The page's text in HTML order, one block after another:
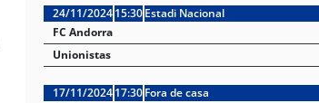
24/11/2024 15:30 Estadi Nacional
FC Andorra
Unionistas
17/11/2024 17:30 Fora de casa